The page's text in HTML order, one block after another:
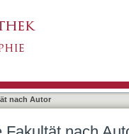
nach Autor